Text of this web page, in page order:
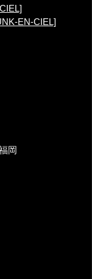
EN-CIEL]
岡